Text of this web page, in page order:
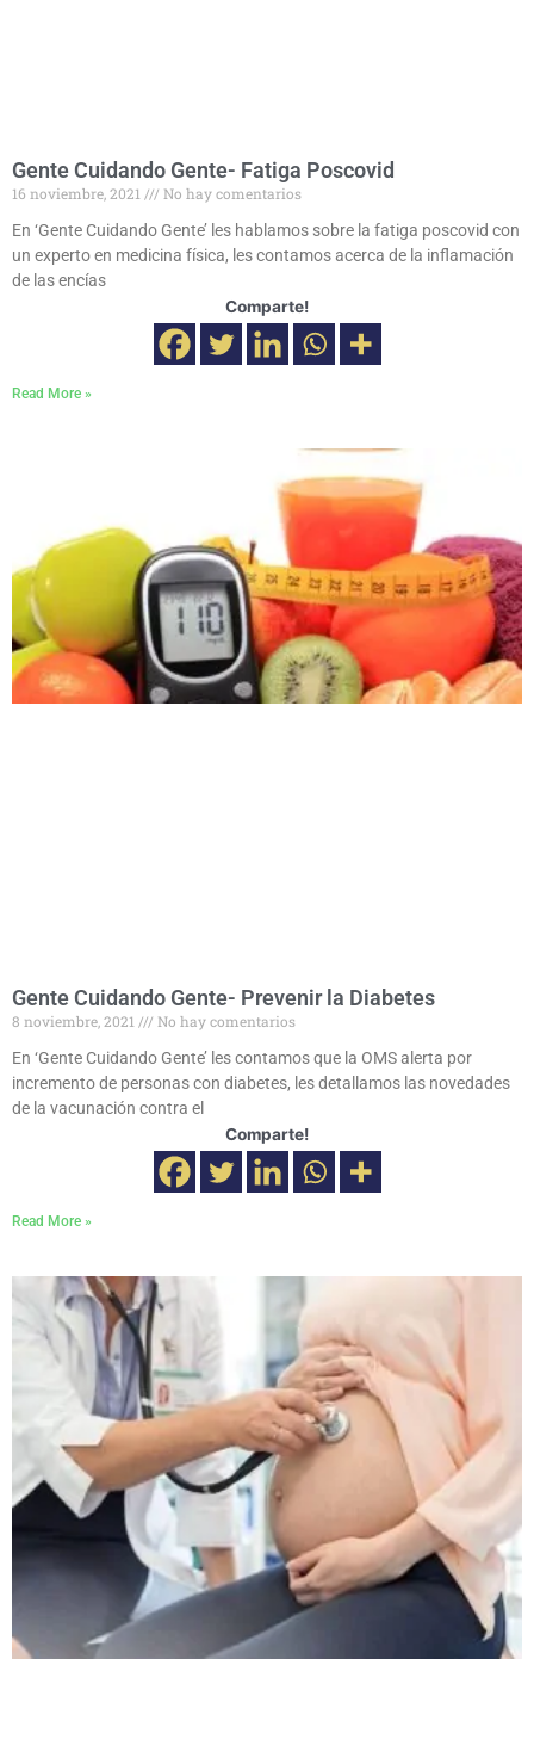
Gente Cuidando Gente- Fatiga Poscovid
16 noviembre, 2021
No hay comentarios
En ‘Gente Cuidando Gente’ les hablamos sobre la fatiga poscovid con
un experto en medicina física, les contamos acerca de la inflamación
de las encías
Comparte!
Read More »
Gente Cuidando Gente- Prevenir la Diabetes
8 noviembre, 2021
No hay comentarios
En ‘Gente Cuidando Gente’ les contamos que la OMS alerta por
incremento de personas con diabetes, les detallamos las novedades
de la vacunación contra el
Comparte!
Read More »